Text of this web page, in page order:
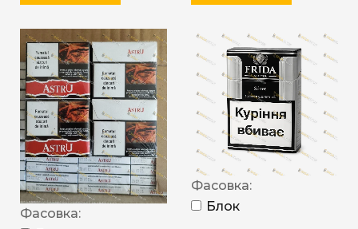
Фасовка:
Фасовка:
Блок